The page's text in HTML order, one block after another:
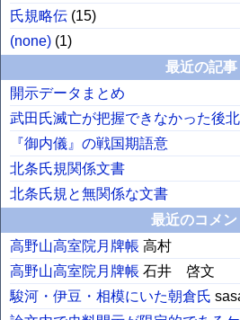
氏規略伝 (15)
(none) (1)
最近の記事
開示データまとめ
武田氏滅亡が把握できなかった後
『御内儀』の戦国期語意
北条氏規関係文書
北条氏規と無関係な文書
最近のコメン
高野山高室院月牌帳 高村
高野山高室院月牌帳 石井 啓文
駿河・伊豆・相模にいた朝倉氏